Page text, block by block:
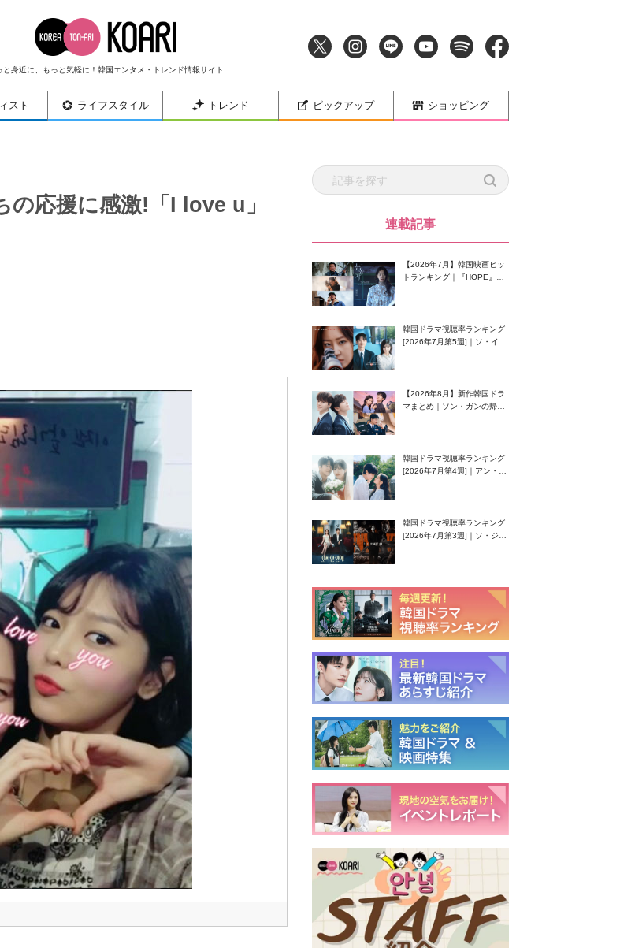
と身近に、もっと気軽に！韓国エンタメ・トレンド情報サイト
スト ライフスタイル トレンド ピックアップ ショッピング
応援に感激!「I love u」
連載記事
【2026年7月】韓国映画ヒッ
トランキング｜『HOPE』が
韓国ドラマ視聴率ランキング
[2026年7月第5週]｜ソ・イン
【2026年8月】新作韓国ドラ
マまとめ｜ソン・ガンの帰
韓国ドラマ視聴率ランキング
[2026年7月第4週]｜アン・ヒ
韓国ドラマ視聴率ランキング
[2026年7月第3週]｜ソ・ジソ